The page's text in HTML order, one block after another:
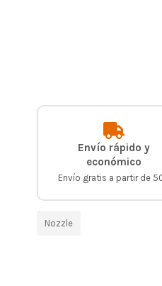
Envío rápido y
económico
Envío gratis a partir de
Nozzle